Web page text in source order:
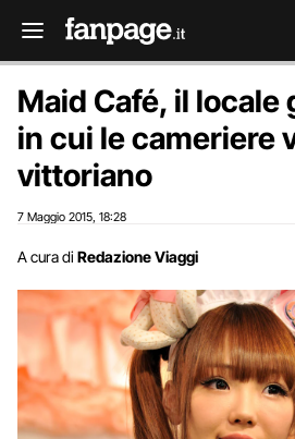
Maid Café, il locale
in cui le cameriere
vittoriano
7 Maggio 2015 18:28
A cura di Redazione Viaggi